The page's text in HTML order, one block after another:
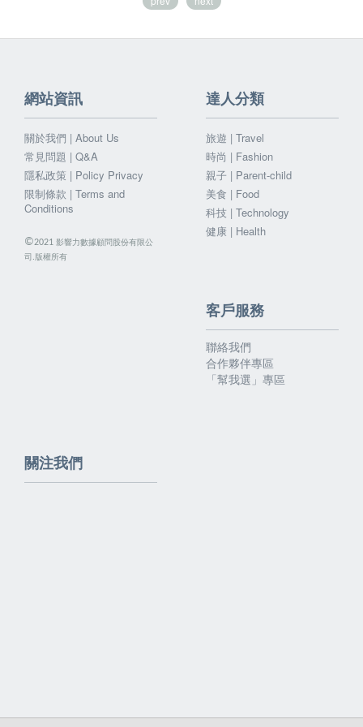
網站資訊
關於我們 | About Us
常見問題 | Q&A
隱私政策 | Policy Privacy
限制條款 | Terms and
Conditions
©2021 影響力數據顧問股份有限公
司.版權所有
達人分類
旅遊 | Travel
時尚 | Fashion
親子 | Parent-child
美食 | Food
科技 | Technology
健康 | Health
客戶服務
聯絡我們
合作夥伴專區
「幫我選」專區
關注我們